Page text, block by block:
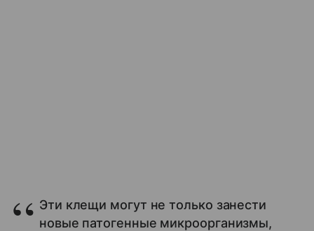
Эти клещи могут не только занести
новые патогенные микроорганизмы,